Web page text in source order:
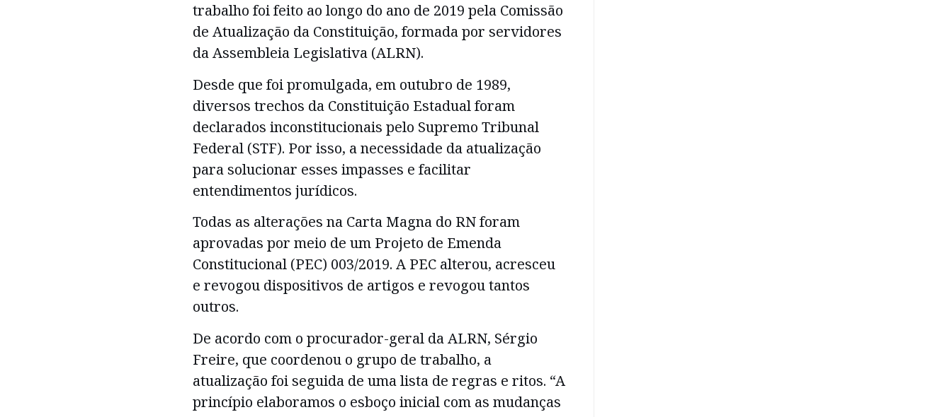
trabalho foi feito ao longo do ano de 2019 pela Comissão
de Atualização da Constituição, formada por servidores
da Assembleia Legislativa (ALRN).
Desde que foi promulgada, em outubro de 1989,
diversos trechos da Constituição Estadual foram
declarados inconstitucionais pelo Supremo Tribunal
Federal (STF). Por isso, a necessidade da atualização
para solucionar esses impasses e facilitar
entendimentos jurídicos.
Todas as alterações na Carta Magna do RN foram
aprovadas por meio de um Projeto de Emenda
Constitucional (PEC) 003/2019. A PEC alterou, acresceu
e revogou dispositivos de artigos e revogou tantos
outros.
De acordo com o procurador-geral da ALRN, Sérgio
Freire, que coordenou o grupo de trabalho, a
atualização foi seguida de uma lista de regras e ritos. “A
princípio elaboramos o esboço inicial com as mudanças